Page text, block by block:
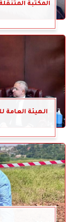
المكتبة
الهيئة العامة